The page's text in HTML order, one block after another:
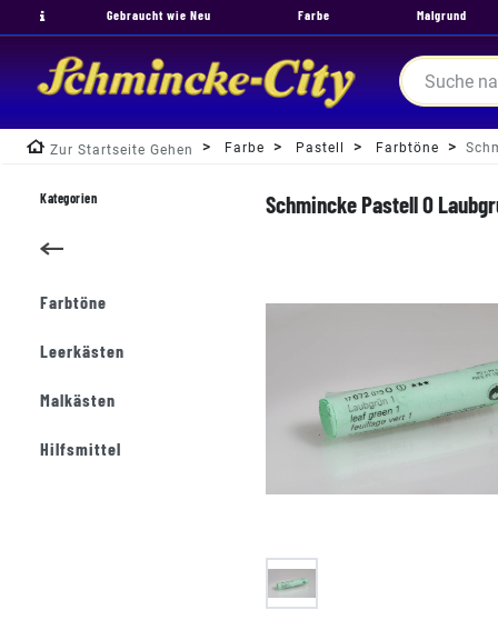
Gebraucht wie Neu Farbe Malgrund
Zur Startseite Gehen Farbe Pastell Farbtöne
Schmincke Pastell O
Kategorien
Farbtöne
Leerkästen
Malkästen
Hilfsmittel